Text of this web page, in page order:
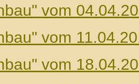
vom
vom
vom